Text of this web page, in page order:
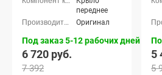
переднее
Оригинал
Под заказ 5-12 рабочих дней
6 720 руб.
7 392
5
5